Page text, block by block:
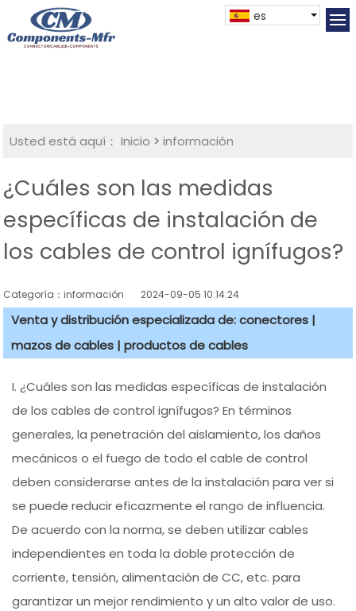
es
Usted está aquí： Inicio >información
¿Cuáles son las medidas
específicas de instalación de
los cables de control ignífugos?
Categoría：información 2024-09-05 10:14:24
Venta y distribución especializada de: conectores |
mazos de cables | productos de cables
I. ¿Cuáles son las medidas específicas de instalación
de los cables de control ignífugos? En términos
generales, la penetración del aislamiento, los daños
mecánicos o el fuego de todo el cable de control
deben considerarse antes de la instalación para ver si
se puede reducir eficazmente el rango de influencia.
De acuerdo con la norma, se deben utilizar cables
independientes en toda la doble protección de
corriente, tensión, alimentación de CC, etc. para
garantizar un mejor rendimiento y un alto valor de uso.